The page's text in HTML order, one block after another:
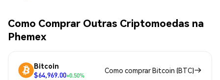
Como Comprar Outras Criptomoedas na
Phemex
Bitcoin
$64,969.00+0.50%
Como comprar Bitcoin (BTC)